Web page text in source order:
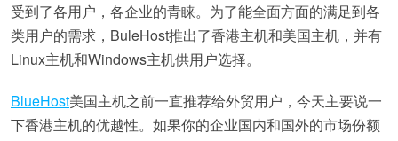
受到了各用户，各企业的青睐。为了能全面方面的满足到各
类用户的需求，BuleHost推出了香港主机和美国主机，并有
Linux主机和Windows主机供用户选择。
BlueHost美国主机之前一直推荐给外贸用户，今天主要说一
下香港主机的优越性。如果你的企业国内和国外的市场份额